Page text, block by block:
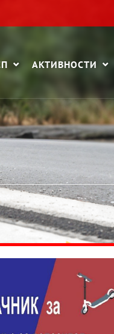
АКТИВНОСТИ